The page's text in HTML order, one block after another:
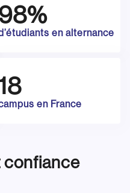
en alternance
en France
confiance